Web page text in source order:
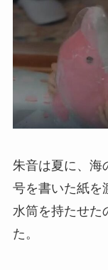
朱音は夏に、海
号を書いた紙を
水筒を持たせた
た。